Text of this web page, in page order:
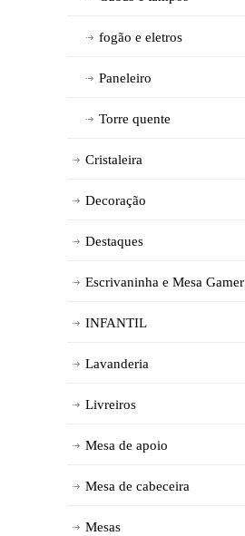
fogão e eletros
Paneleiro
Torre quente
Cristaleira
Decoração
Destaques
Escrivaninha e Mesa Gamer
INFANTIL
Lavanderia
Livreiros
Mesa de apoio
Mesa de cabeceira
Mesas